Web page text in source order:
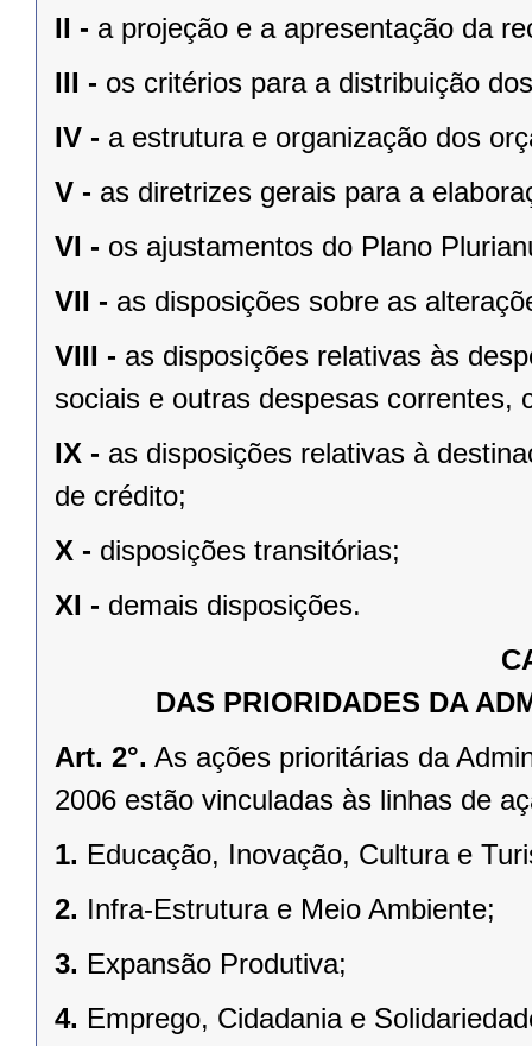
II - a projeção e a apresentação da
III - os critérios para a distribuição
IV - a estrutura e organização dos
V - as diretrizes gerais para a
VI - os ajustamentos do Plano
VII - as disposições sobre as
VIII - as disposições relativas às
sociais e outras despesas correntes,
IX - as disposições relativas à
de crédito;
X - disposições transitórias;
XI - demais disposições.
DAS PRIORIDADES DA
Art. 2°. As ações prioritárias da
2006 estão vinculadas às linhas de
1. Educação, Inovação, Cultura e
2. Infra-Estrutura e Meio Ambiente;
3. Expansão Produtiva;
4. Emprego, Cidadania e